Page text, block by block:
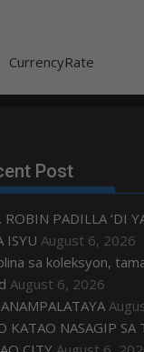
CurrencyRate
Post
ROBIN PADILLA ‘DI
ISYU August 6, 2026
sa koleksyon,
August 6, 2026
KATAO NASAGIP